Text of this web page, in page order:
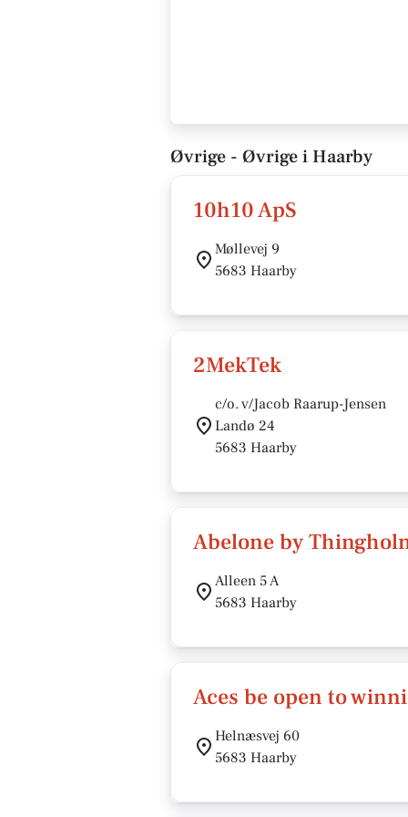
Øvrige - Øvrige i Haarby
10h10 ApS
Møllevej 9
5683 Haarby
2MekTek
c/o. v/Jacob Raarup-Jensen
Landø 24
5683 Haarby
Abelone by
Alleen 5 A
5683 Haarby
Aces be open to
Helnæsvej 60
5683 Haarby